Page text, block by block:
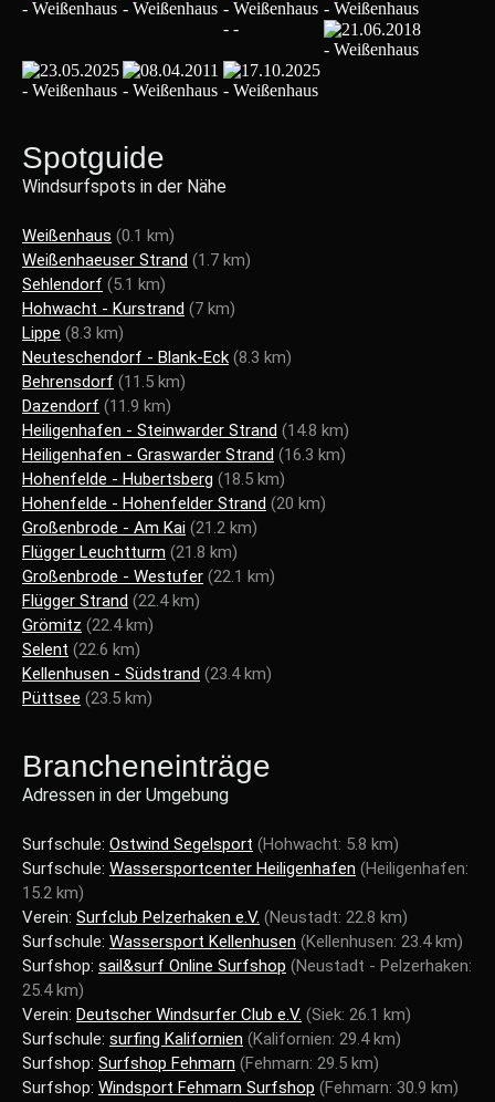
Spotguide
Windsurfspots in der Nähe
Weißenhaus (0.1 km)
Weißenhaeuser Strand (1.7 km)
Sehlendorf (5.1 km)
Hohwacht - Kurstrand (7 km)
Lippe (8.3 km)
Neuteschendorf - Blank-Eck (8.3 km)
Behrensdorf (11.5 km)
Dazendorf (11.9 km)
Heiligenhafen - Steinwarder Strand (14.8 km)
Heiligenhafen - Graswarder Strand (16.3 km)
Hohenfelde - Hubertsberg (18.5 km)
Hohenfelde - Hohenfelder Strand (20 km)
Großenbrode - Am Kai (21.2 km)
Flügger Leuchtturm (21.8 km)
Großenbrode - Westufer (22.1 km)
Flügger Strand (22.4 km)
Grömitz (22.4 km)
Selent (22.6 km)
Kellenhusen - Südstrand (23.4 km)
Püttsee (23.5 km)
Brancheneinträge
Adressen in der Umgebung
Surfschule: Ostwind Segelsport (Hohwacht: 5.8 km)
Surfschule: Wassersportcenter Heiligenhafen (Heiligenhafen:
15.2 km)
Verein: Surfclub Pelzerhaken e.V. (Neustadt: 22.8 km)
Surfschule: Wassersport Kellenhusen (Kellenhusen: 23.4 km)
Surfshop: sail&surf Online Surfshop (Neustadt - Pelzerhaken:
25.4 km)
Verein: Deutscher Windsurfer Club e.V. (Siek: 26.1 km)
Surfschule: surfing Kalifornien (Kalifornien: 29.4 km)
Surfshop: Surfshop Fehmarn (Fehmarn: 29.5 km)
Surfshop: Windsport Fehmarn Surfshop (Fehmarn: 30.9 km)